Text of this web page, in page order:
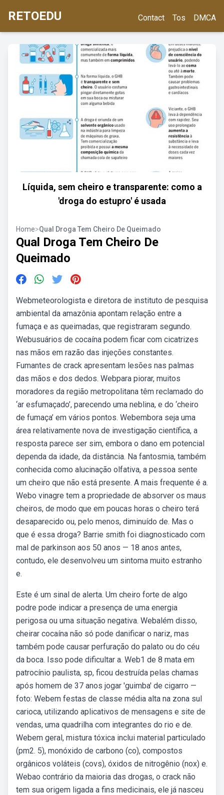
RETOEDU Contact Tos DMCA
Líquida, sem cheiro e transparente: como a
'droga do estupro' é usada
Home>Qual Droga Tem Cheiro De Queimado
Qual Droga Tem Cheiro De
Queimado
Webmeteorologista e diretora de instituto de pesquisa
ambiental da amazônia apontam relação entre a
fumaça e as queimadas, que registraram segundo.
Webusuários de cocaína podem ficar com cicatrizes
nas mãos em razão das injeções constantes.
Fumantes de crack apresentam lesões nas palmas
das mãos e dos dedos. Webpara piorar, muitos
moradores da região metropolitana têm reclamado do
‘ar esfumaçado’, parecendo uma neblina, e do ‘cheiro
de fumaça’ em vários pontos. Webembora seja uma
área relativamente nova de investigação científica, a
resposta parece ser sim, embora o dano em potencial
dependa da idade, da distância. Na fantosmia, também
conhecida como alucinação olfativa, a pessoa sente
um cheiro que não está presente. A mais frequente é a.
Webo vinagre tem a propriedade de absorver os maus
cheiros, de modo que em poucas horas o cheiro terá
desaparecido ou, pelo menos, diminuído de. Mas o
que é essa droga? Barrie smith foi diagnosticado com
mal de parkinson aos 50 anos — 18 anos antes,
contudo, ele desenvolveu um sintoma muito estranho
e.
Este é um sinal de alerta. Um cheiro forte de algo
podre pode indicar a presença de uma energia
perigosa ou uma situação negativa. Webalém disso,
cheirar cocaína não só pode danificar o nariz, mas
também pode causar perfuração do palato ou do céu
da boca. Isso pode dificultar a. Web1 de 8 mata em
patrocínio paulista, sp, ficou destruída pelas chamas
após homem de 37 anos jogar 'guimba' de cigarro —
foto: Webem festas de classe média alta na zona sul
carioca, utilizando aplicativos de mensagens e site de
vendas, uma quadrilha com integrantes do rio e de.
Webem geral, mistura tóxica inclui material particulado
(pm2. 5), monóxido de carbono (co), compostos
orgânicos voláteis (covs), óxidos de nitrogênio (nox) e.
Webao contrário da maioria das drogas, o crack não
tem sua origem ligada a fins medicinais, ele já nasceu